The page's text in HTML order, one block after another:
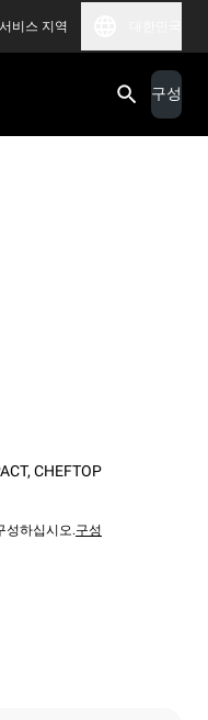
서비스 지역
구성
, CHEFTOP
성하십시오.구성